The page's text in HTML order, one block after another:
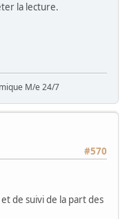
la lecture.
M/e 24/7
#570
de suivi de la part des